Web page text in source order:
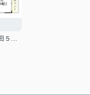
広島市南区宇品神田５丁目